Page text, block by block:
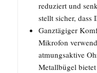
reduziert und
stellt sicher, dass
Ganztägiger
Mikrofon
atmungsaktive
Metallbügel